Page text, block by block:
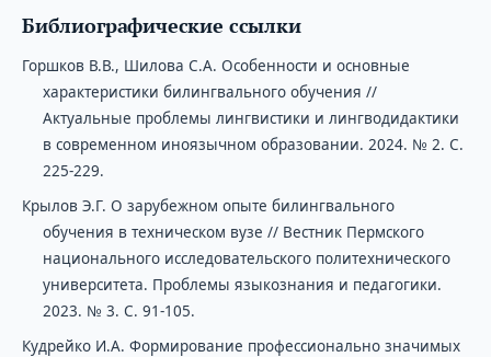
Библиографические ссылки
Горшков В.В., Шилова С.А. Особенности и основные
характеристики билингвального обучения //
Актуальные проблемы лингвистики и лингводидактики
в современном иноязычном образовании. 2024. № 2. С.
225-229.
Крылов Э.Г. О зарубежном опыте билингвального
обучения в техническом вузе // Вестник Пермского
национального исследовательского политехнического
университета. Проблемы языкознания и педагогики.
2023. № 3. С. 91-105.
Кудрейко И.А. Формирование профессионально значимых